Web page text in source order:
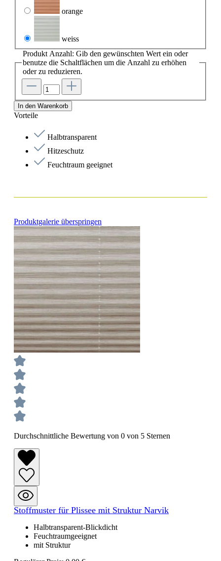
orange
weiss
Produkt Anzahl: Gib den gewünschten Wert ein oder
benutze die Schaltflächen um die Anzahl zu erhöhen
oder zu reduzieren.
In den Warenkorb
Vorteile
Halbtransparent
Hitzeschutz
Feuchtraum geeignet
Produktgalerie überspringen
Durchschnittliche Bewertung von 0 von 5 Sternen
Stoffmuster für Plissee mit Struktur Narvik
Halbtransparent-Blickdicht
Feuchtraumgeeignet
mit Struktur